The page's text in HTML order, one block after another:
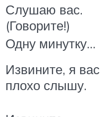
Слушаю вас.
(Говорите!)
Одну минутку…
Извините, я вас
плохо слышу.